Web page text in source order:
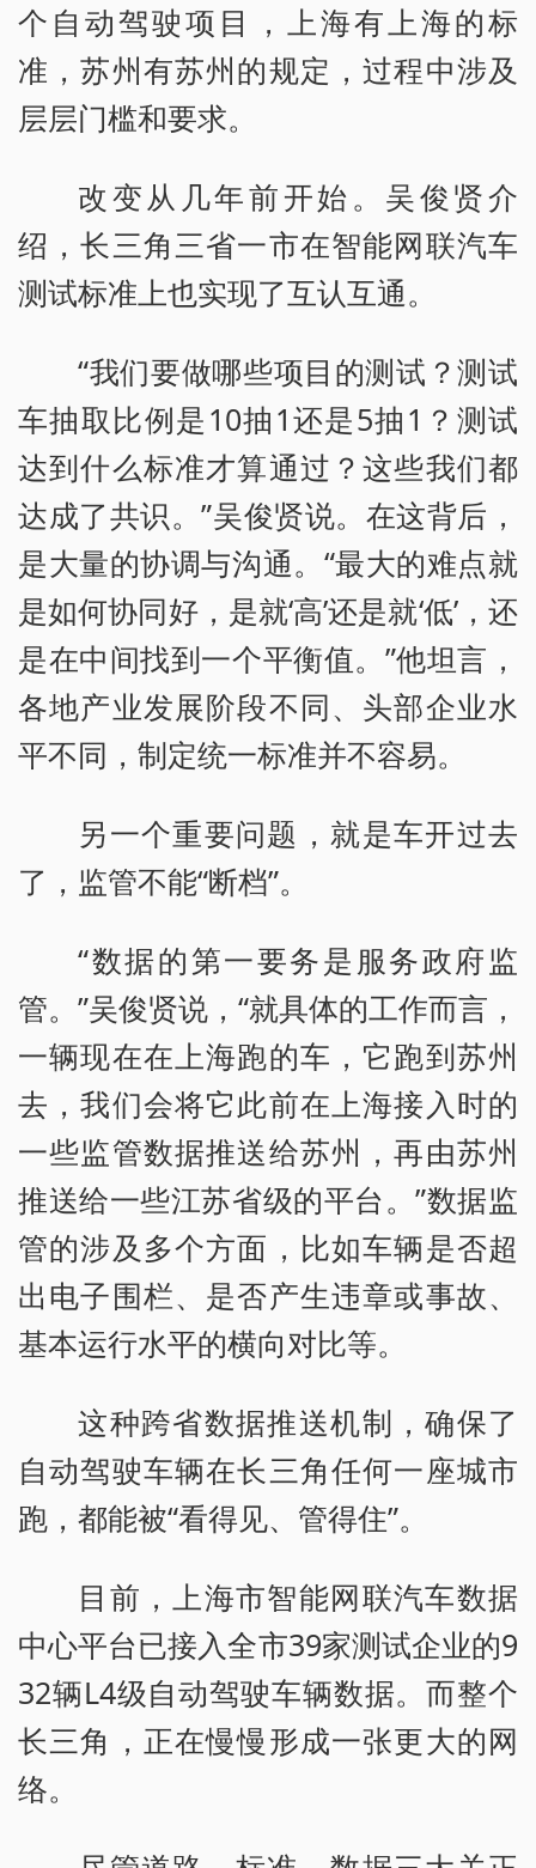
个自动驾驶项目，上海有上海的标
准，苏州有苏州的规定，过程中涉及
层层门槛和要求。
改变从几年前开始。吴俊贤介
绍，长三角三省一市在智能网联汽车
测试标准上也实现了互认互通。
“我们要做哪些项目的测试？测试
车抽取比例是10抽1还是5抽1？测试
达到什么标准才算通过？这些我们都
达成了共识。”吴俊贤说。在这背后，
是大量的协调与沟通。“最大的难点就
是如何协同好，是就‘高’还是就‘低’，还
是在中间找到一个平衡值。”他坦言，
各地产业发展阶段不同、头部企业水
平不同，制定统一标准并不容易。
另一个重要问题，就是车开过去
了，监管不能“断档”。
“数据的第一要务是服务政府监
管。”吴俊贤说，“就具体的工作而言，
一辆现在在上海跑的车，它跑到苏州
去，我们会将它此前在上海接入时的
一些监管数据推送给苏州，再由苏州
推送给一些江苏省级的平台。”数据监
管的涉及多个方面，比如车辆是否超
出电子围栏、是否产生违章或事故、
基本运行水平的横向对比等。
这种跨省数据推送机制，确保了
自动驾驶车辆在长三角任何一座城市
跑，都能被“看得见、管得住”。
目前，上海市智能网联汽车数据
中心平台已接入全市39家测试企业的9
32辆L4级自动驾驶车辆数据。而整个
长三角，正在慢慢形成一张更大的网
络。